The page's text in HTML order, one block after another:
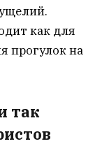
как для
прогулок на
так